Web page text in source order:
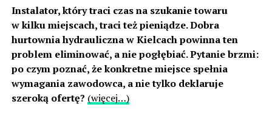
Instalator, który traci czas na szukanie towaru
w kilku miejscach, traci też pieniądze. Dobra
hurtownia hydrauliczna w Kielcach powinna ten
problem eliminować, a nie pogłębiać. Pytanie brzmi:
po czym poznać, że konkretne miejsce spełnia
wymagania zawodowca, a nie tylko deklaruje
szeroką ofertę? (więcej…)